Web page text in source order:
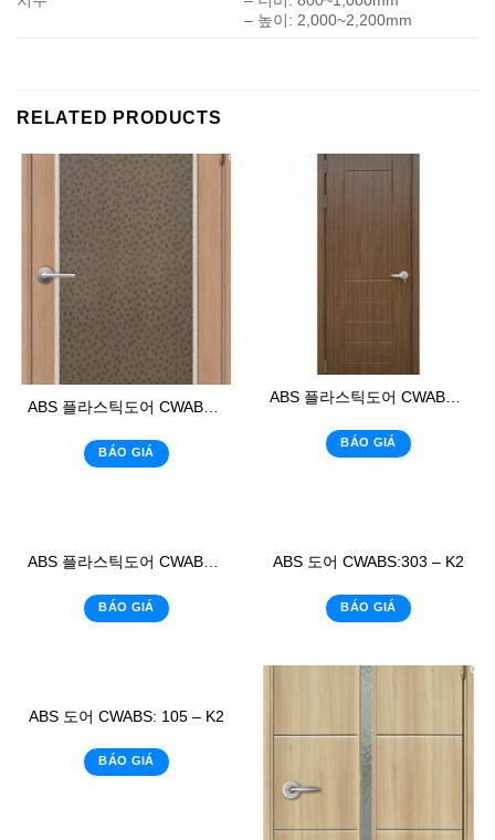
– 높이: 2,000~2,200mm
RELATED PRODUCTS
ABS 플라스틱도어 CWABS: 02 – K4
BÁO GIÁ
ABS 플라스틱도어 CWABS: 105-1
BÁO GIÁ
ABS 플라스틱도어 CWABS: 02 – K5
BÁO GIÁ
ABS 도어 CWABS:303 – K2
BÁO GIÁ
ABS 도어 CWABS: 105 – K2
BÁO GIÁ